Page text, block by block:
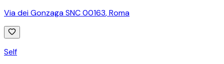
Via dei Gonzaga SNC 00163,Roma
Self